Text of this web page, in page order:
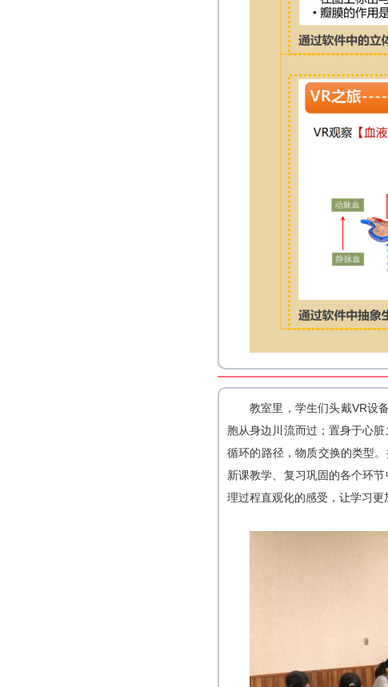
教室里，学生们头戴VR设
胞从身边川流而过；置身于心
循环的路径，物质交换的类型
新课教学、复习巩固的各个环
理过程直观化的感受，让学习更